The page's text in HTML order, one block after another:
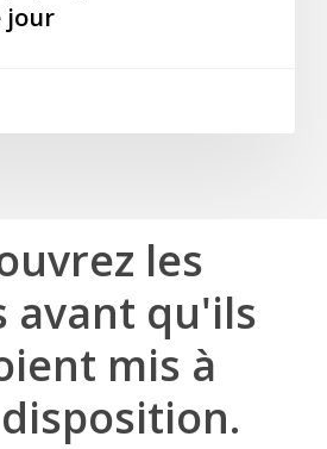
jour
les
avant qu'ils
mis à
disposition.